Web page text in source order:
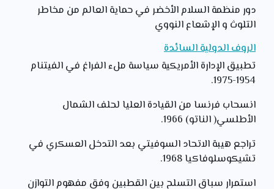
دور منظمة السلام الأخضر في حماية العالم من مخاطر
التلوث و الإشعاع النووي
الروف الدولية السائدة
تطبيق الإدارة الأمريكية سياسة ملء الفراغ في الفيتنام
1954-1975.
انسحاب فرنسا من القيادة العليا لحلف الشمال
الأطلسي( الناتو) 1966.
تراجع هيبة الاتحاد السوفيتي بعد التدخل العسكري في
تشيكوسلوفاكيا 1968.
استمرار سباق التسلح بين القطبين وفق مفهوم التوازن